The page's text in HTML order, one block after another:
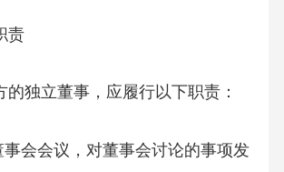
责
的独立董事，应履行以下职责：
事会会议，对董事会讨论的事项发